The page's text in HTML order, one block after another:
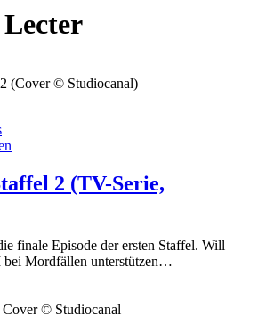
2 (TV-Serie,
finale Episode der ersten Staffel. Will
bei Mordfällen unterstützen…